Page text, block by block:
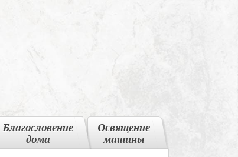
Благословение
дома
Освящение
машины